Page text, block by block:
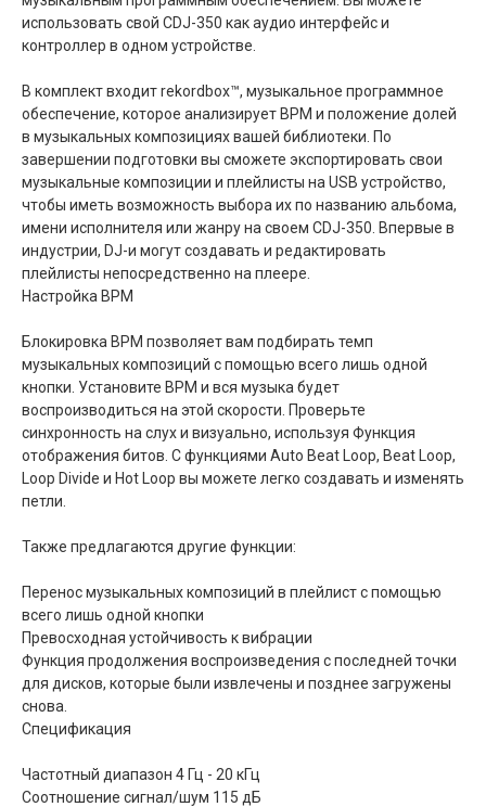
использовать свой CDJ-350 как аудио интерфейс и
контроллер в одном устройстве.
В комплект входит rekordbox™, музыкальное программное
обеспечение, которое анализирует BPM и положение долей
в музыкальных композициях вашей библиотеки. По
завершении подготовки вы сможете экспортировать свои
музыкальные композиции и плейлисты на USB устройство,
чтобы иметь возможность выбора их по названию альбома,
имени исполнителя или жанру на своем CDJ-350. Впервые в
индустрии, DJ-и могут создавать и редактировать
плейлисты непосредственно на плеере.
Настройка BPM
Блокировка BPM позволяет вам подбирать темп
музыкальных композиций с помощью всего лишь одной
кнопки. Установите BPM и вся музыка будет
воспроизводиться на этой скорости. Проверьте
синхронность на слух и визуально, используя Функция
отображения битов. С функциями Auto Beat Loop, Beat Loop,
Loop Divide и Hot Loop вы можете легко создавать и изменять
петли.
Также предлагаются другие функции:
Перенос музыкальных композиций в плейлист с помощью
всего лишь одной кнопки
Превосходная устойчивость к вибрации
Функция продолжения воспроизведения с последней точки
для дисков, которые были извлечены и позднее загружены
снова.
Спецификация
Частотный диапазон 4 Гц - 20 кГц
Соотношение сигнал/шум 115 дБ